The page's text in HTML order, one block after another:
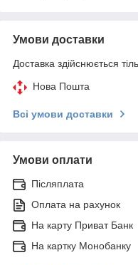
Умови доставки
Доставка здійснюється
Нова Пошта
Всі умови доставки
Умови оплати
Післяплата
Оплата на рахунок
На карту Приват Банк
На картку Монобанку